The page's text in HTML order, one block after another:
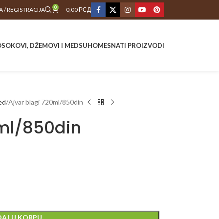
/ REGISTRACIJA 0 0,00 РСД
SOKOVI, DŽEMOVI I MEDSUHOMESNATI PROIZVODI
Ajvar blagi 720ml/850din
850din
U KORPU